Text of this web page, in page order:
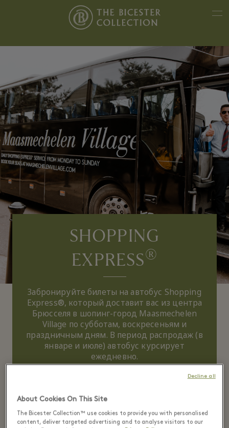
SHOPPING
EXPRESS®
Забронируйте билеты на автобус Shopping
Express®, который доставит вас из центра
Брюсселя в шопинг-город Maasmechelen
Village по субботам, воскресеньям и
праздничным дням. В период распродаж (в
январе и июле) автобус курсирует
ежедневно.
БУТИК-ГОРОДОК
About Cookies On This Site
The Bicester Collection™ use cookies to provide you with personalised
content, deliver targeted advertising and to analyse visitors to our
Decline all